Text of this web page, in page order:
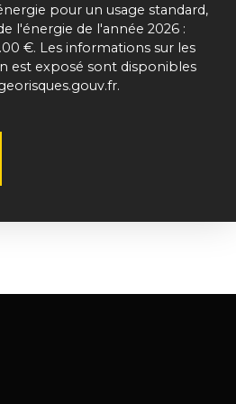
pour un usage standard,
l'énergie de l'année 2026 :
€. Les informations sur les
est exposé sont disponibles